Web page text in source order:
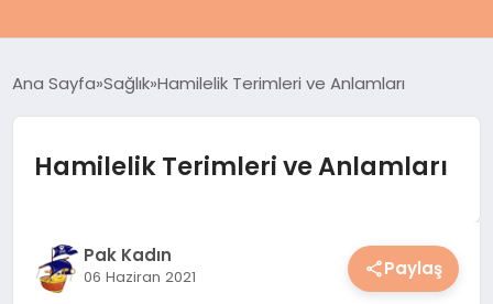
KADIN
SAĞLIK
SPOR & FITNESS
Ana Sayfa Sağlık Hamilelik Terimleri ve Anlamları
Hamilelik Terimleri ve Anlamları
Pak Kadın
06 Haziran 2021 Paylaş